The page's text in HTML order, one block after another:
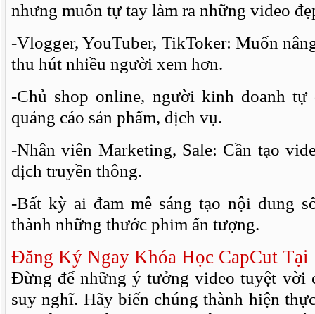
nhưng muốn tự tay làm ra những video
-Vlogger, YouTuber, TikToker: Muốn
thu hút nhiều người xem hơn.
-Chủ shop online, người kinh doanh
quảng cáo sản phẩm, dịch vụ.
-Nhân viên Marketing, Sale: Cần tạo
dịch truyền thông.
-Bất kỳ ai đam mê sáng tạo nội dung
thành những thước phim ấn tượng.
Đăng Ký Ngay Khóa Học CapCut
Đừng để những ý tưởng video tuyệt vời
suy nghĩ. Hãy biến chúng thành hiện